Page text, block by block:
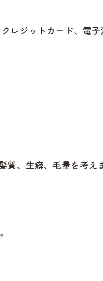
レジットカード、電子
質、生癖、毛量を考